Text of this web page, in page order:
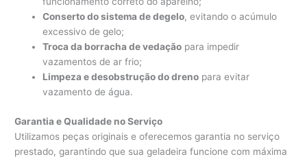
Conserto do sistema de degelo, evitando o acúmulo
excessivo de gelo;
Troca da borracha de vedação para impedir
vazamentos de ar frio;
Limpeza e desobstrução do dreno para evitar
vazamento de água.
Garantia e Qualidade no Serviço
Utilizamos peças originais e oferecemos garantia no serviço
prestado, garantindo que sua geladeira funcione com máxima